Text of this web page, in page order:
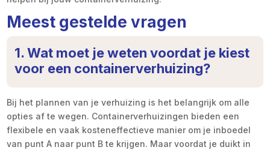
Meest gestelde vragen
1. Wat moet je weten voordat je kiest
voor een containerverhuizing?
Bij het plannen van je verhuizing is het belangrijk om alle
opties af te wegen. Containerverhuizingen bieden een
flexibele en vaak kosteneffectieve manier om je inboedel
van punt A naar punt B te krijgen. Maar voordat je duikt in